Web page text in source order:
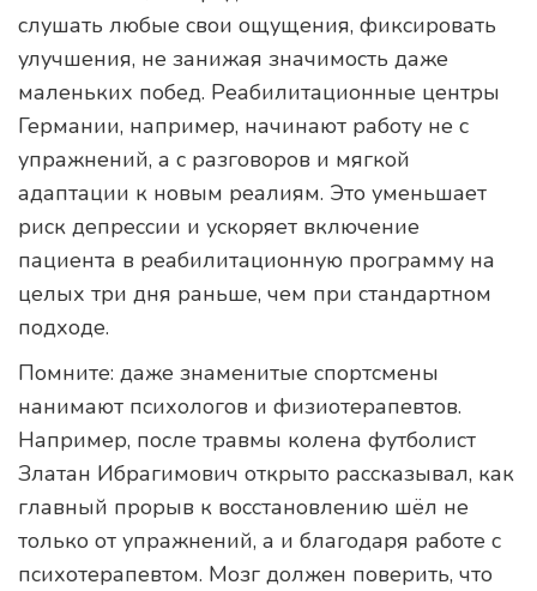
слушать любые свои ощущения, фиксировать
улучшения, не занижая значимость даже
маленьких побед. Реабилитационные центры
Германии, например, начинают работу не с
упражнений, а с разговоров и мягкой
адаптации к новым реалиям. Это уменьшает
риск депрессии и ускоряет включение
пациента в реабилитационную программу на
целых три дня раньше, чем при стандартном
подходе.
Помните: даже знаменитые спортсмены
нанимают психологов и физиотерапевтов.
Например, после травмы колена футболист
Златан Ибрагимович открыто рассказывал, как
главный прорыв к восстановлению шёл не
только от упражнений, а и благодаря работе с
психотерапевтом. Мозг должен поверить, что